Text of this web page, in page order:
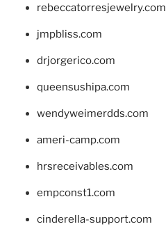
rebeccatorresjewelry.com
jmpbliss.com
drjorgerico.com
queensushipa.com
wendyweimerdds.com
ameri-camp.com
hrsreceivables.com
empconst1.com
cinderella-support.com